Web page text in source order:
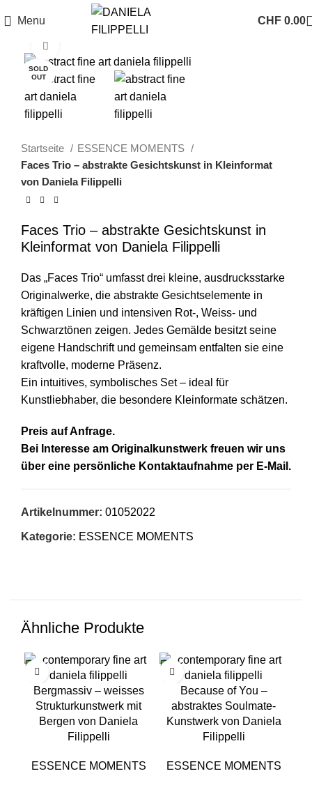
Menu CHF 0.00
SOLD
OUT
Startseite
ESSENCE MOMENTS
Faces Trio – abstrakte Gesichtskunst in Kleinformat
von Daniela Filippelli
Faces Trio – abstrakte Gesichtskunst in
Kleinformat von Daniela Filippelli
Das „Faces Trio“ umfasst drei kleine, ausdrucksstarke
Originalwerke, die abstrakte Gesichtselemente in
kräftigen Linien und intensiven Rot-, Weiss- und
Schwarztönen zeigen. Jedes Gemälde besitzt seine
eigene Handschrift und gemeinsam entfalten sie eine
kraftvolle, moderne Präsenz.
Ein intuitives, symbolisches Set – ideal für
Kunstliebhaber, die besondere Kleinformate schätzen.
Preis auf Anfrage.
Bei Interesse am Originalkunstwerk freuen wir uns
über eine persönliche Kontaktaufnahme per E-Mail.
Artikelnummer: 01052022
Kategorie: ESSENCE MOMENTS
Ähnliche Produkte
Bergmassiv – weisses
Strukturkunstwerk mit
Bergen von Daniela
Filippelli
ESSENCE MOMENTS
Because of You –
abstraktes Soulmate-
Kunstwerk von Daniela
Filippelli
ESSENCE MOMENTS